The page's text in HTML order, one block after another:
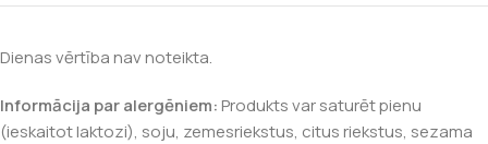
Dienas vērtība nav noteikta.
Informācija par alergēniem:Produkts var saturēt pienu
(ieskaitot laktozi), soju, zemesriekstus, citus riekstus, sezama